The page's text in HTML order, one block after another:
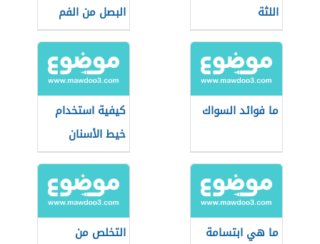
اللثة
البصل من الفم
ما فوائد السواك
كيفية استخدام
خيط الأسنان
ما هي ابتسامة
التخلص من